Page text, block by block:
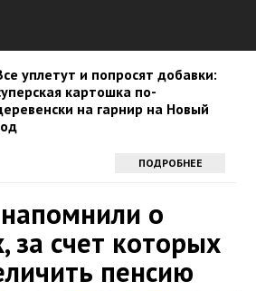
уплетут и попросят добавки:
картошка по-
на гарнир на Новый
ПОДРОБНЕЕ
о
за счет которых
пенсию